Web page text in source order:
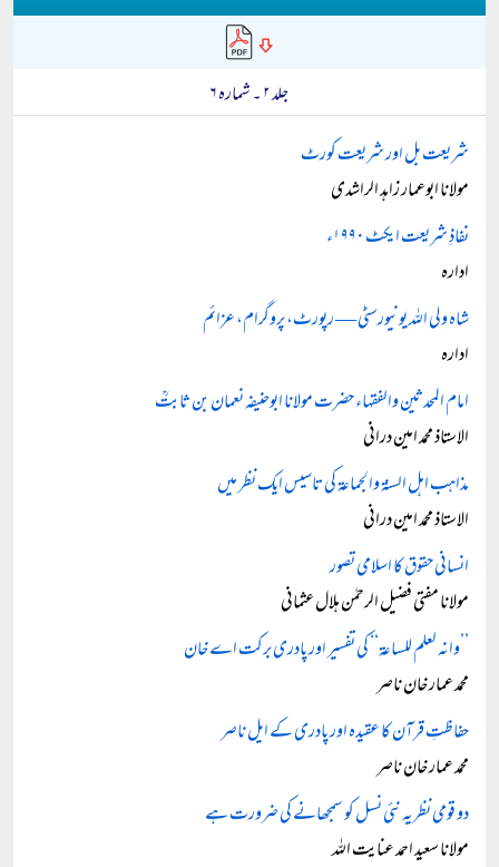
جلد ۲ ۔ شمارہ ۶
شریعت بل اور شریعت کورٹ
مولانا ابوعمار زاہد الراشدی
نفاذِ شریعت ایکٹ ۱۹۹۰ء
ادارہ
شاہ ولی اللہ یونیورسٹی — رپورٹ، پروگرام، عزائم
ادارہ
امام المحدثین والفقہاء حضرت مولانا ابوحنیفہ نعمان بن ثابتؒ
الاستاذ محمد امین درانی
مذاہب اہل السنۃ والجماعۃ کی تاسیس ایک نظر میں
الاستاذ محمد امین درانی
انسانی حقوق کا اسلامی تصور
مولانا مفتی فضیل الرحمٰن ہلال عثمانی
’’وانہ لعلم للساعۃ‘‘ کی تفسیر اور پادری برکت اے خان
محمد عمار خان ناصر
حفاظتِ قرآن کا عقیدہ اور پادری کے ایل ناصر
محمد عمار خان ناصر
دو قومی نظریہ نئی نسل کو سمجھانے کی ضرورت ہے
مولانا سعید احمد عنایت اللہ